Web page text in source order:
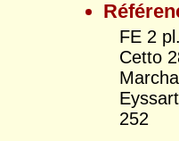
FE 2
Cetto
252